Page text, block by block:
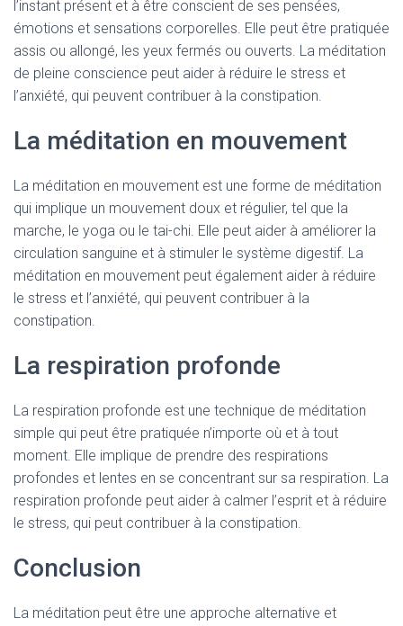
l’instant présent et à être conscient de ses pensées,
émotions et sensations corporelles. Elle peut être pratiquée
assis ou allongé, les yeux fermés ou ouverts. La méditation
de pleine conscience peut aider à réduire le stress et
l’anxiété, qui peuvent contribuer à la constipation.
La méditation en mouvement
La méditation en mouvement est une forme de méditation
qui implique un mouvement doux et régulier, tel que la
marche, le yoga ou le tai-chi. Elle peut aider à améliorer la
circulation sanguine et à stimuler le système digestif. La
méditation en mouvement peut également aider à réduire
le stress et l’anxiété, qui peuvent contribuer à la
constipation.
La respiration profonde
La respiration profonde est une technique de méditation
simple qui peut être pratiquée n’importe où et à tout
moment. Elle implique de prendre des respirations
profondes et lentes en se concentrant sur sa respiration. La
respiration profonde peut aider à calmer l’esprit et à réduire
le stress, qui peut contribuer à la constipation.
Conclusion
La méditation peut être une approche alternative et